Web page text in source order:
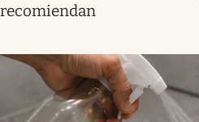
recomiendan